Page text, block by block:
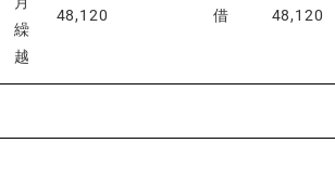
繰
越
48,120 借 48,120